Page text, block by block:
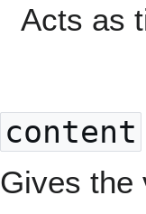
Acts as
content
Gives the